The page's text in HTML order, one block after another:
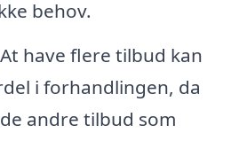
behov.
At have flere tilbud kan
i forhandlingen, da
andre tilbud som